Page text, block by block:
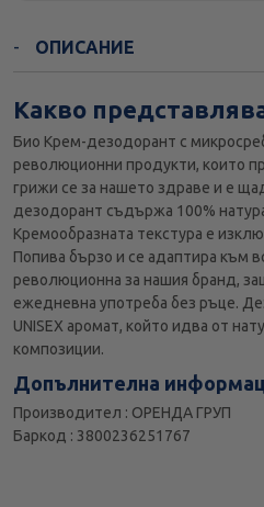
ОПИСАНИЕ
Какво
Био Крем-дезодорант с
революционни продукти, които
грижи се за нашето здраве и е
дезодорант съдържа 100%
Кремообразната текстура е
Попива бързо и се адаптира към
революционна за нашия бранд,
ежедневна употреба без ръце.
UNISEX аромат, който идва от
композиции.
Допълнителна
Производител : ОРЕНДА ГРУП
Баркод : 3800236251767